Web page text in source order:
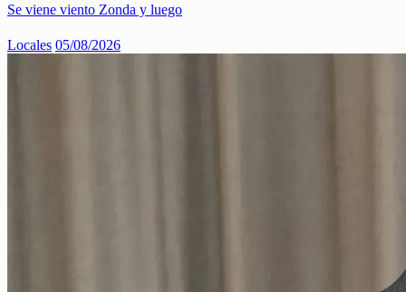
Se viene viento Zonda y luego
Locales 05/08/2026